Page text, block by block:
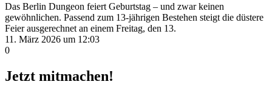
Das Berlin Dungeon feiert Geburtstag – und zwar keinen
gewöhnlichen. Passend zum 13-jährigen Bestehen steigt die düstere
Feier ausgerechnet an einem Freitag, den 13.
11. März 2026 um 12:03
0
Jetzt mitmachen!